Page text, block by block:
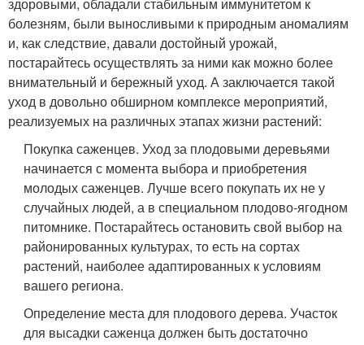
болезням, были выносливыми к природным аномалиям
и, как следствие, давали достойный урожай,
постарайтесь осуществлять за ними как можно более
внимательный и бережный уход. А заключается такой
уход в довольно обширном комплексе мероприятий,
реализуемых на различных этапах жизни растений:
Покупка саженцев. Уход за плодовыми деревьями
начинается с момента выбора и приобретения
молодых саженцев. Лучше всего покупать их не у
случайных людей, а в специальном плодово-ягодном
питомнике. Постарайтесь остановить свой выбор на
районированных культурах, то есть на сортах
растений, наиболее адаптированных к условиям
вашего региона.
Определение места для плодового дерева. Участок
для высадки саженца должен быть достаточно